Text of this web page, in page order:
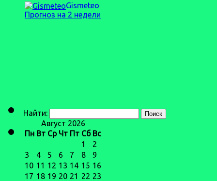
Gismeteo
Прогноз на 2 недели
Найти:
Август 2026
Пн Вт Ср Чт Пт Сб Вс
1
2
3
4 5 6 7 8
9
10 11 12 13 14 15 16
17 18 19 20 21 22 23